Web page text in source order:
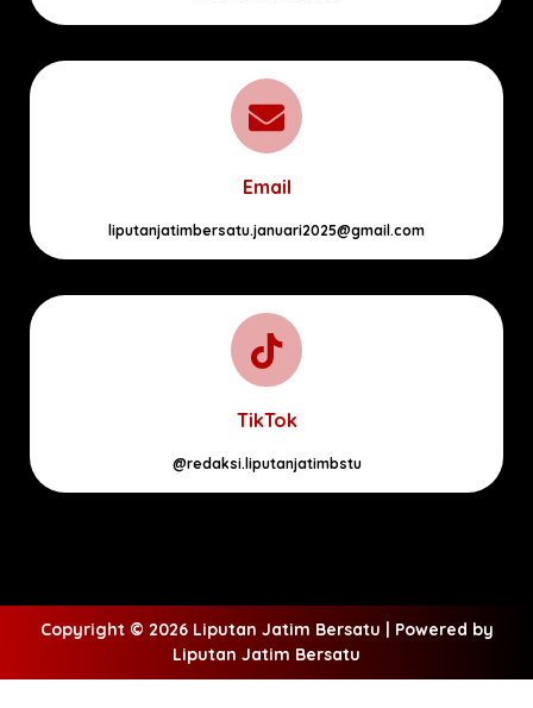
Email
liputanjatimbersatu.januari2025@gmail.com
TikTok
@redaksi.liputanjatimbstu
Copyright © 2026 Liputan Jatim Bersatu | Powered by
Liputan Jatim Bersatu